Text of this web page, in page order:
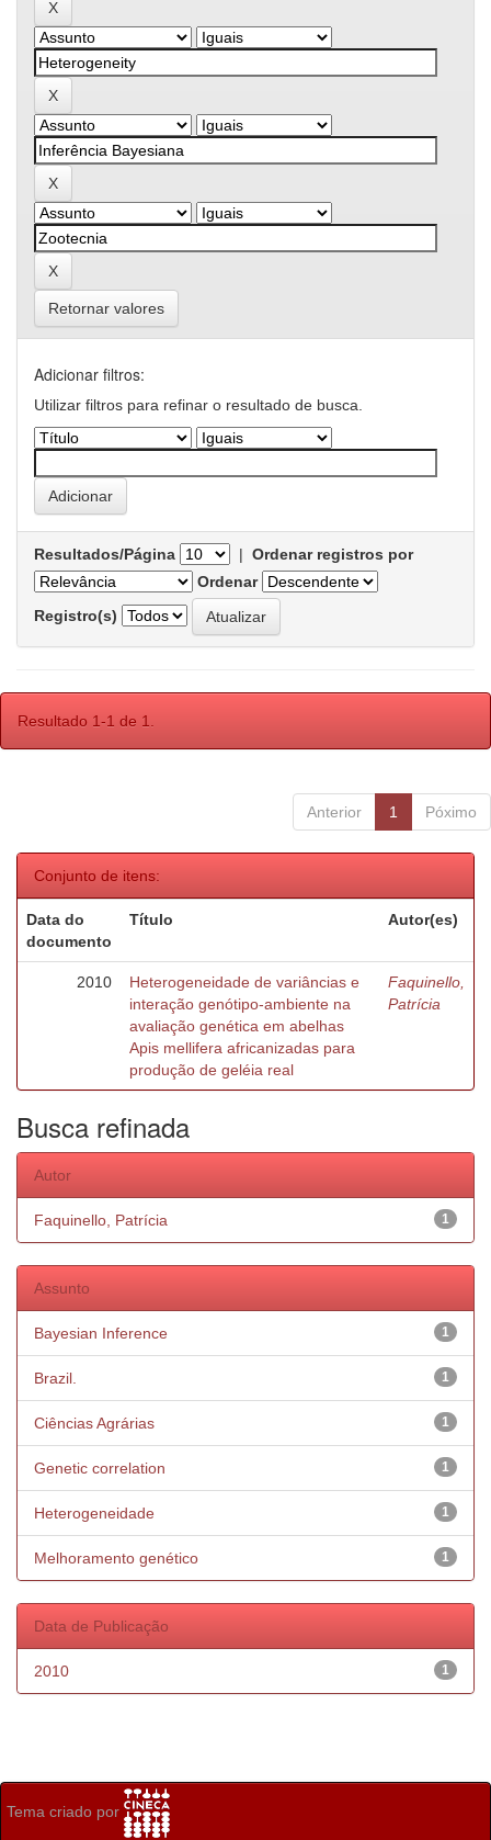
Retornar valores
Adicionar filtros:
Utilizar filtros para refinar o resultado de busca.
Resultados/Página | Ordenar registros por
Ordenar
Registro(s)
Resultado 1-1 de 1.
Anterior 1 Póximo
Conjunto de itens:
Data do
documento
Título Autor(es)
2010
Heterogeneidade de variâncias e
interação genótipo-ambiente na
avaliação genética em abelhas
Apis mellifera africanizadas para
produção de geléia real
Faquinello,
Patrícia
Busca refinada
Autor
1
Faquinello, Patrícia
Assunto
1
Bayesian Inference
1
Brazil.
1
Ciências Agrárias
1
Genetic correlation
1
Heterogeneidade
1
Melhoramento genético
Data de Publicação
1
2010
Tema criado por